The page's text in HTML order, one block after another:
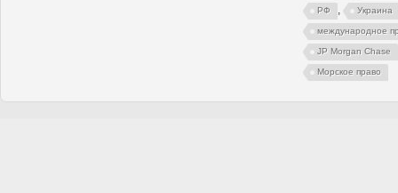
РФ , Украина
международное
JP Morgan Chase
Морское право